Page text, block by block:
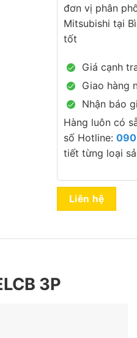
đơn vị phân
Mitsubishi tại
tốt
Giá cạnh
Giao hàng
Nhận báo
Hàng luôn có
số Hotline:
tiết từng loại
Liên hệ
3P